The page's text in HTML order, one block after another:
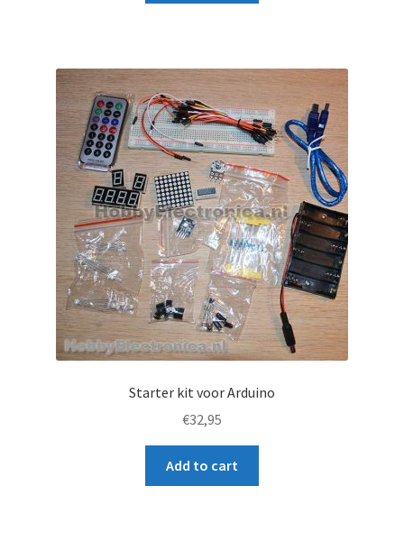
Starter kit voor Arduino
€32,95
Add to cart